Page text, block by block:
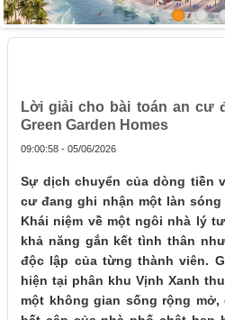
Lời giải cho bài toán an cư
Green Garden Homes
09:00:58 - 05/06/2026
Sự dịch chuyển của dòng tiền
cư đang ghi nhận một làn
Khái niệm về một ngôi nhà lý
khả năng gắn kết tình thân
độc lập của từng thành viên.
hiện tại phân khu Vịnh Xanh
một không gian sống rộng